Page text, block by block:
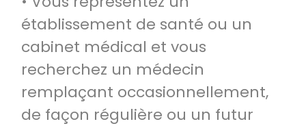
établissement de santé ou un
cabinet médical et vous
recherchez un médecin
remplaçant occasionnellement,
de façon régulière ou un futur